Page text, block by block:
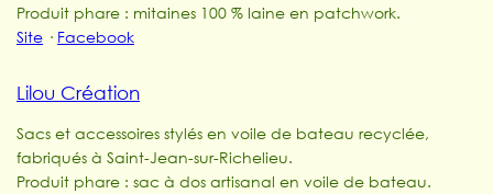
Produit phare : mitaines 100 % laine en patchwork.
Site · Facebook
Lilou Création
Sacs et accessoires stylés en voile de bateau recyclée,
fabriqués à Saint-Jean-sur-Richelieu.
Produit phare : sac à dos artisanal en voile de bateau.